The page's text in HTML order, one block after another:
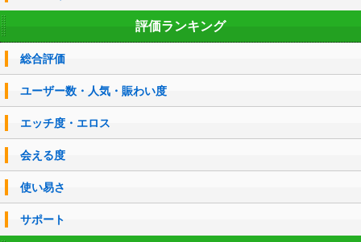
評価ランキング
総合評価
ユーザー数・人気・賑わい度
エッチ度・エロス
会える度
使い易さ
サポート